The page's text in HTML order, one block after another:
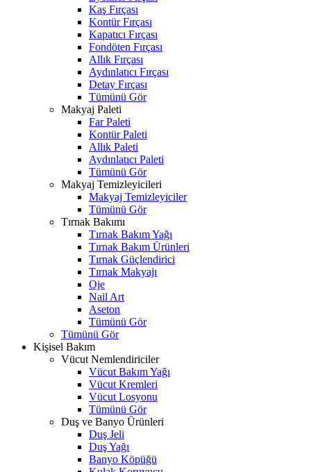
Kaş Fırçası
Kontür Fırçası
Kapatıcı Fırçası
Fondöten Fırçası
Allık Fırçası
Aydınlatıcı Fırçası
Detay Fırçası
Tümünü Gör
Makyaj Paleti
Far Paleti
Kontür Paleti
Allık Paleti
Aydınlatıcı Paleti
Tümünü Gör
Makyaj Temizleyicileri
Makyaj Temizleyiciler
Tümünü Gör
Tırnak Bakımı
Tırnak Bakım Yağı
Tırnak Bakım Ürünleri
Tırnak Güçlendirici
Tırnak Makyajı
Oje
Nail Art
Aseton
Tümünü Gör
Tümünü Gör
Kişisel Bakım
Vücut Nemlendiriciler
Vücut Bakım Yağı
Vücut Kremleri
Vücut Losyonu
Tümünü Gör
Duş ve Banyo Ürünleri
Duş Jeli
Duş Yağı
Banyo Köpüğü